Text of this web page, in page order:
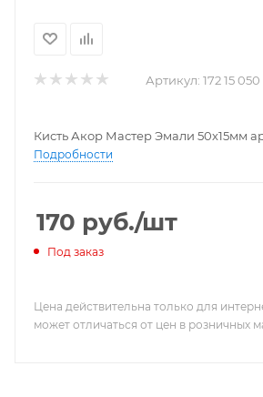
Артикул: 172 15 050
Кисть Акор Мастер Эмали 50х15мм
Подробности
170 руб./шт
Под заказ
Цена действительна только для
может отличаться от цен в розничных